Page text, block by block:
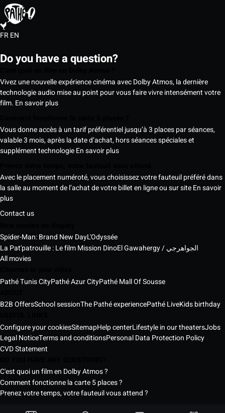
FREN
Do you have a question?
Vivez une nouvelle expérience cinéma avec Dolby Atmos, la dernière
technologie audio mise au point pour vous faire vivre intensément votre
film. En savoir plus
Vous donne accès à un tarif préférentiel jusqu’à 3 places par séances,
valable 3 mois, après la date d’achat, hors séances spéciales et
supplément technologieEn savoir plus
Avec le placement numéroté, vous choisissez votre fauteuil préféré dans
la salle au moment de l’achat de votre billet en ligne ou sur siteEn savoir
plus
Contact us
Spider-Man: Brand New DayL'Odyssée
La Pat'patrouille : Le film Mission Dino
El Gawahergy / الجواهرجي
All movies
Pathé Tunis CityPathé Azur CityPathé Mall Of Sousse
B2B OffersSchool sessionThe Pathé experiencePathé LiveKids birthday
Configure your cookiesSitemapHelp centerLifestyle in our theatersJobs
Legal NoticeTerms and conditionsPersonal Data Protection Policy
CVD Statement
C'est quoi un film en Dolby Atmos ?
Comment fonctionne la carte 5 places ?
Prenez votre temps, votre fauteuil vous attend ?